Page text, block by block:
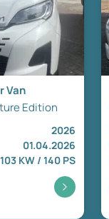
Van
Edition
2026
01.04.2026
103 KW / 140 PS